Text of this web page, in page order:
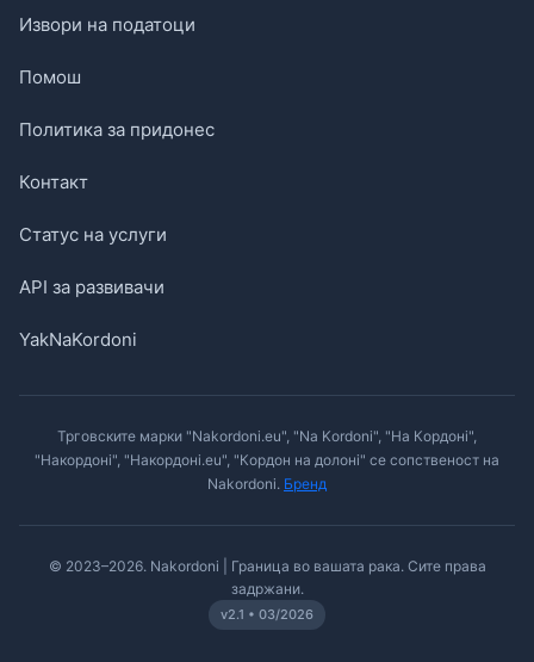
Извори на податоци
Помош
Политика за придонес
Контакт
Статус на услуги
API за развивачи
YakNaKordoni
Трговските марки "Nakordoni.eu", "Na Kordoni", "На Кордоні",
"Накордоні", "Накордоні.eu", "Кордон на долоні" се сопственост на
Nakordoni. Бренд
© 2023–2026. Nakordoni | Граница во вашата рака. Сите права
задржани.
v2.1 • 03/2026